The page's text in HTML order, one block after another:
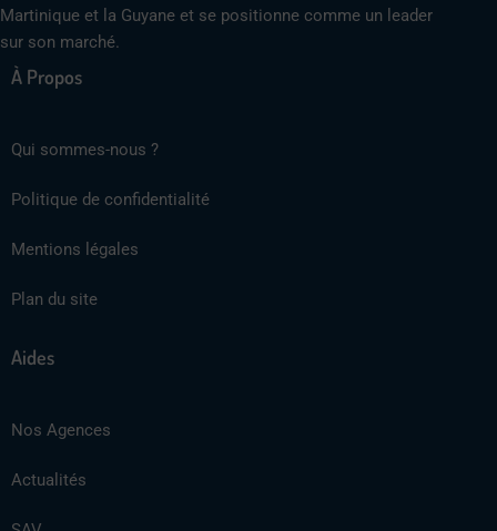
Martinique et la Guyane et se positionne comme un leader
sur son marché.
À Propos
Qui sommes-nous ?
Politique de confidentialité
Mentions légales
Plan du site
Aides
Nos Agences
Actualités